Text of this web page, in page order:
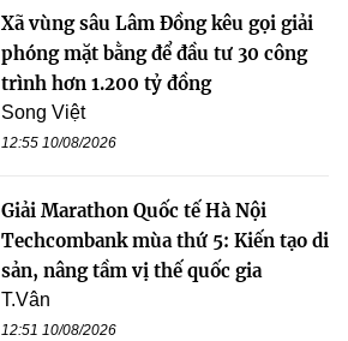
Xã vùng sâu Lâm Đồng kêu gọi giải
phóng mặt bằng để đầu tư 30 công
trình hơn 1.200 tỷ đồng
Song Việt
12:55 10/08/2026
Giải Marathon Quốc tế Hà Nội
Techcombank mùa thứ 5: Kiến tạo di
sản, nâng tầm vị thế quốc gia
T.Vân
12:51 10/08/2026